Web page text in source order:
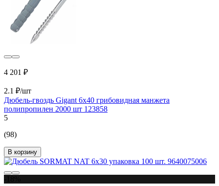
4 201 ₽
2.1 ₽/шт
Дюбель-гвоздь Gigant 6x40 грибовидная манжета
полипропилен 2000 шт 123858
5
(98)
В корзину